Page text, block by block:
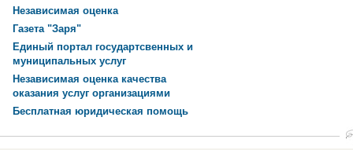
Независимая оценка
Газета "Заря"
Единый портал государтсвенных и
муниципальных услуг
Независимая оценка качества
оказания услуг организациями
Бесплатная юридическая помощь